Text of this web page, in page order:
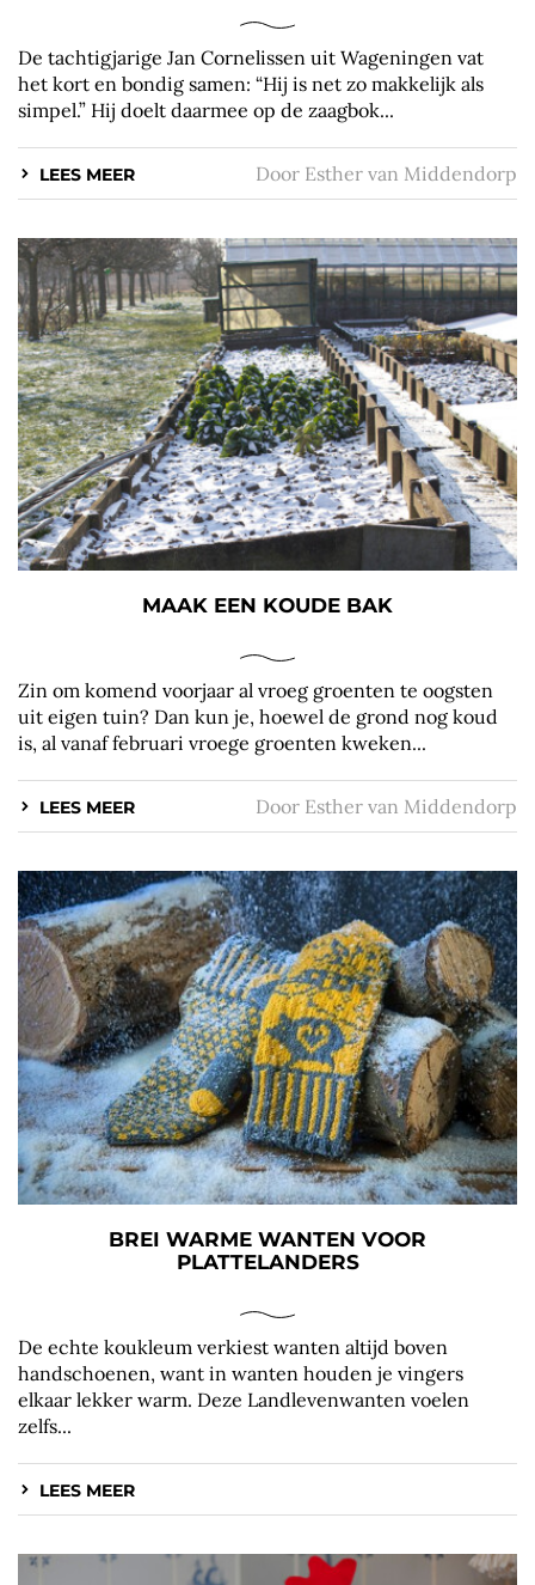
De tachtigjarige Jan Cornelissen uit Wageningen vat
het kort en bondig samen: “Hij is net zo makkelijk als
simpel.” Hij doelt daarmee op de zaagbok...
LEES MEER Door Esther van Middendorp
MAAK EEN KOUDE BAK
Zin om komend voorjaar al vroeg groenten te oogsten
uit eigen tuin? Dan kun je, hoewel de grond nog koud
is, al vanaf februari vroege groenten kweken...
LEES MEER Door Esther van Middendorp
BREI WARME WANTEN VOOR
PLATTELANDERS
De echte koukleum verkiest wanten altijd boven
handschoenen, want in wanten houden je vingers
elkaar lekker warm. Deze Landlevenwanten voelen
zelfs...
LEES MEER